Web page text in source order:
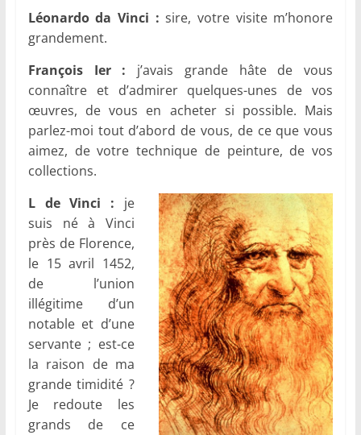
Léonardo da Vinci :sire, votre visite m’honore
grandement.
François Ier : j’avais grande hâte de vous
connaître et d’admirer quelques-unes de vos
œuvres, de vous en acheter si possible. Mais
parlez-moi tout d’abord de vous, de ce que vous
aimez, de votre technique de peinture, de vos
collections.
L de Vinci : je
suis né à Vinci
près de Florence,
le 15 avril 1452,
de l’union
illégitime d’un
notable et d’une
servante ; est-ce
la raison de ma
grande timidité ?
Je redoute les
grands de ce